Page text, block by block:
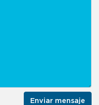
Enviar mensaje